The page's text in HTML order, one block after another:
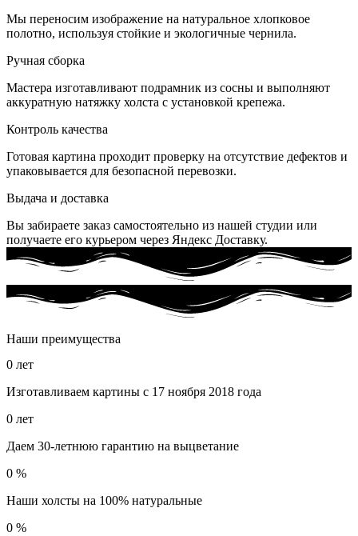
Мы переносим изображение на натуральное хлопковое
полотно, используя стойкие и экологичные чернила.
Ручная сборка
Мастера изготавливают подрамник из сосны и выполняют
аккуратную натяжку холста с установкой крепежа.
Контроль качества
Готовая картина проходит проверку на отсутствие дефектов и
упаковывается для безопасной перевозки.
Выдача и доставка
Вы забираете заказ самостоятельно из нашей студии или
получаете его курьером через Яндекс Доставку.
Наши преимущества
0 лет
Изготавливаем картины с 17 ноября 2018 года
0 лет
Даем 30-летнюю гарантию на выцветание
0 %
Наши холсты на 100% натуральные
0 %